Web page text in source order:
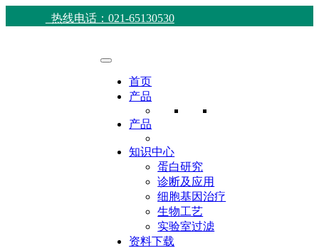
热线电话：021-65130530
首页
产品
产品
知识中心
蛋白研究
诊断及应用
细胞基因治疗
生物工艺
实验室过滤
资料下载